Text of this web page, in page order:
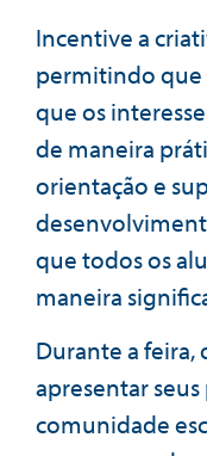
Incentive a
permitindo que
que os
de maneira
orientação e
que todos os
maneira
Durante a feira,
apresentar
comunidade